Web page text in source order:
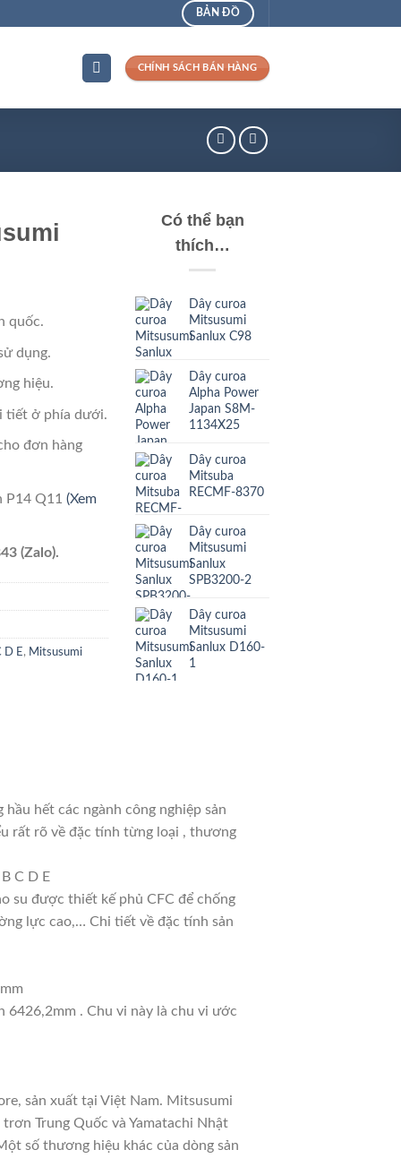
BẢN ĐỒ
CHÍNH SÁCH BÁN HÀNG
quốc.
dụng.
hiệu.
tiết ở phía dưới.
đơn hàng
P14 Q11 (Xem
(Zalo).
D E , Mitsusumi
Có thể bạn
thích…
Dây curoa
Mitsusumi
Sanlux C98
Dây curoa
Alpha Power
Japan S8M-
1134X25
Dây curoa
Mitsuba
RECMF-8370
Dây curoa
Mitsusumi
Sanlux
SPB3200-2
Dây curoa
Mitsusumi
Sanlux D160-
1
hết các ngành công nghiệp sản
rất rõ về đặc tính từng loại , thương
C D E
su được thiết kế phủ CFC để chống
lực cao,… Chi tiết về đặc tính sản
. Chu vi này là chu vi ước
sản xuất tại Việt Nam. Mitsusumi
Trung Quốc và Yamatachi Nhật
số thương hiệu khác của dòng sản